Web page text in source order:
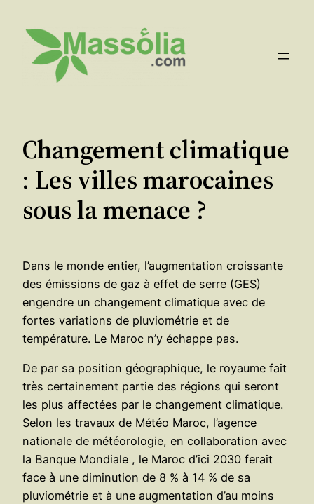
contenu
Changement climatique
: Les villes marocaines
sous la menace ?
Dans le monde entier, l’augmentation croissante
des émissions de gaz à effet de serre (GES)
engendre un changement climatique avec de
fortes variations de pluviométrie et de
température. Le Maroc n’y échappe pas.
De par sa position géographique, le royaume fait
très certainement partie des régions qui seront
les plus affectées par le changement climatique.
Selon les travaux de Météo Maroc, l’agence
nationale de météorologie, en collaboration avec
la Banque Mondiale , le Maroc d’ici 2030 ferait
face à une diminution de 8 % à 14 % de sa
pluviométrie et à une augmentation d’au moins